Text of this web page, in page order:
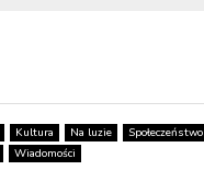
Kultura Na luzie
Społeczeństwo
Wiadomości